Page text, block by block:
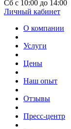
Сб с 10:00 до 14:00
Личный кабинет
О компании
Услуги
Цены
Наш опыт
Отзывы
Пресс-центр